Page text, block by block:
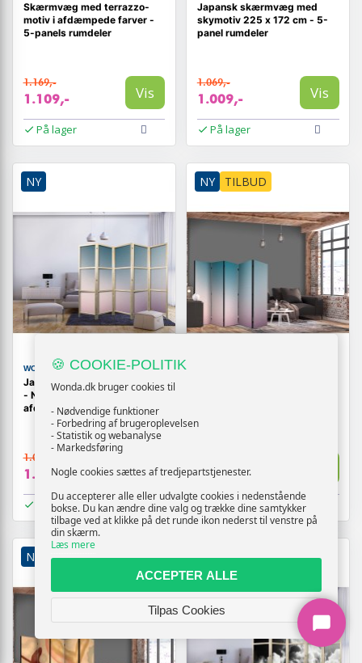
Skærmvæg med terrazzo-
motiv i afdæmpede farver -
5-panels rumdeler
1.169,-
1.109,- Vis
På lager
Japansk skærmvæg med
skymotiv 225 x 172 cm - 5-
panel rumdeler
1.069,-
1.009,- Vis
På lager
NY
WONDA
Japansk skærmvæg 5-panel
- Nostalgisk gradient i
afdæmpede farver 225 x 172
1.069,-
1.009,- Vis
På lager
NY TILBUD
1.109,-
På lager
NY TILBUD NY
🍪 COOKIE-POLITIK
Wonda.dk bruger cookies til
- Nødvendige funktioner
- Forbedring af brugeroplevelsen
- Statistik og webanalyse
- Markedsføring
Nogle cookies sættes af tredjepartstjenester.
Du accepterer alle eller udvalgte cookies i nedenstående
bokse. Du kan ændre dine valg og trække dine samtykker
tilbage ved at klikke på det runde ikon nederst til venstre på
din skærm.
Læs mere
ACCEPTER ALLE
Tilpas Cookies